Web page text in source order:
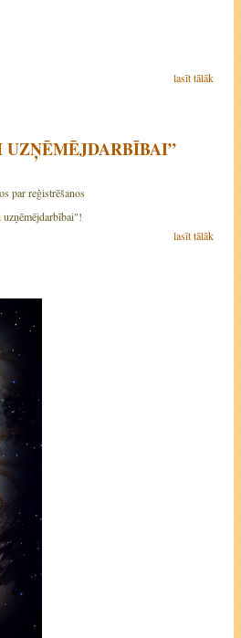
lasīt tālāk
UZŅĒMĒJDARBĪBAI”
par reģistrēšanos
uzņēmējdarbībai"!
lasīt tālāk